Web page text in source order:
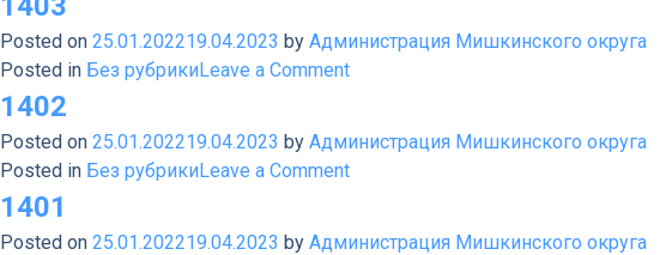
Posted on 25.01.202219.04.2023 by Администрация Мишкинского округа
Posted in Без рубрикиLeave a Commenton
1402
Posted on 25.01.202219.04.2023 by Администрация Мишкинского округа
Posted in Без рубрикиLeave a Commenton
1401
Posted on 25.01.202219.04.2023 by Администрация Мишкинского округа